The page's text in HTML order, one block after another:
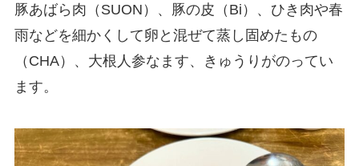
豚あばら肉（SUON）、豚の皮（Bi）、ひき肉や春
雨などを細かくして卵と混ぜて蒸し固めたもの
（CHA）、大根人参なます、きゅうりがのってい
ます。